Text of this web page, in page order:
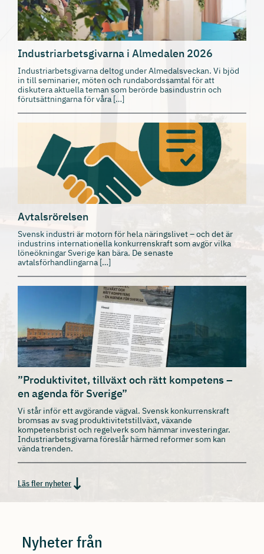
Industriarbetsgivarna i Almedalen 2026
Industriarbetsgivarna deltog under Almedalsveckan. Vi bjöd
in till seminarier, möten och rundabordssamtal för att
diskutera aktuella teman som berörde basindustrin och
förutsättningarna för våra […]
Avtalsrörelsen
Svensk industri är motorn för hela näringslivet – och det är
industrins internationella konkurrenskraft som avgör vilka
löneökningar Sverige kan bära. De senaste
avtalsförhandlingarna […]
”Produktivitet, tillväxt och rätt kompetens –
en agenda för Sverige”
Vi står inför ett avgörande vägval. Svensk konkurrenskraft
bromsas av svag produktivitetstillväxt, växande
kompetensbrist och regelverk som hämmar investeringar.
Industriarbetsgivarna föreslår härmed reformer som kan
vända trenden.
Läs fler nyheter
Nyheter från